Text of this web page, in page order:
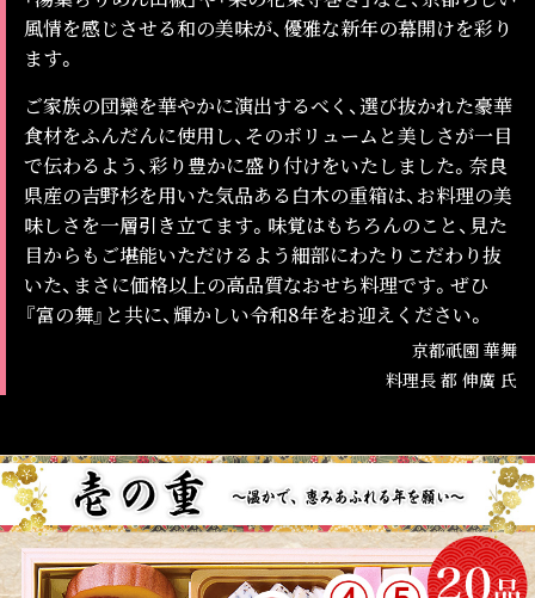
風情を感じさせる和の美味が、優雅な新年の幕開けを彩り
ます。
ご家族の団欒を華やかに演出するべく、選び抜かれた豪華
食材をふんだんに使用し、そのボリュームと美しさが一目
で伝わるよう、彩り豊かに盛り付けをいたしました。奈良
県産の吉野杉を用いた気品ある白木の重箱は、お料理の美
味しさを一層引き立てます。味覚はもちろんのこと、見た
目からもご堪能いただけるよう細部にわたりこだわり抜
いた、まさに価格以上の高品質なおせち料理です。ぜひ
『富の舞』と共に、輝かしい令和8年をお迎えください。
京都祇園 華舞
料理長 都 伸廣 氏